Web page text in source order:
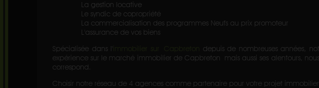
La gestion locative
Le syndic de copropriété
La commercialisation des programmes Neufs au prix promoteur
L'assurance de vos biens
Spécialisée dans l'
depuis de nombreuses années,
expérience sur le marché immobilier de Capbreton mais aussi ses alentours,
correspond.
Choisir notre réseau de 4 agences comme partenaire pour votre projet